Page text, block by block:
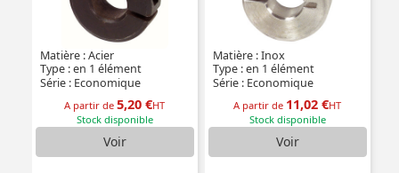
Matière : Acier
Type : en 1 élément
Série : Economique
A partir de5,20 €HT
Stock disponible
Voir
Matière : Inox
Type : en 1 élément
Série : Economique
A partir de 11,02 €HT
Stock disponible
Voir